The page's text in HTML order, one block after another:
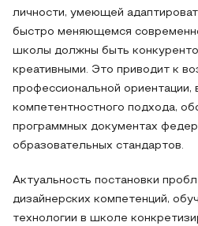
личности, умеющей
быстро меняющемся
школы должны быть
креативными. Это приводит к
профессиональной ориентации,
компетентностного подхода,
программных документах
образовательных стандартов.
Актуальность постановки
дизайнерских компетенций,
технологии в школе